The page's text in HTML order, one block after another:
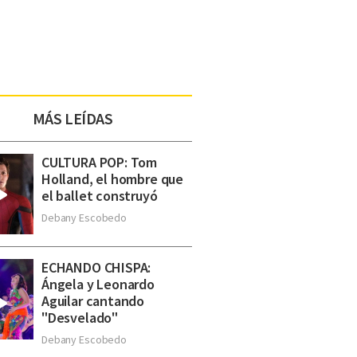
MÁS LEÍDAS
CULTURA POP: Tom
Holland, el hombre que
el ballet construyó
Debany Escobedo
ECHANDO CHISPA:
Ángela y Leonardo
Aguilar cantando
"Desvelado"
Debany Escobedo